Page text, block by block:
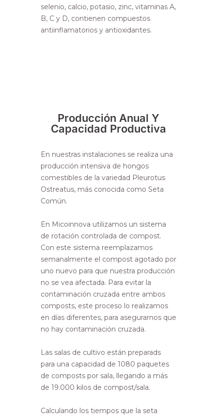
selenio, calcio, potasio, zinc, vitaminas A,
B, C y D, contienen compuestos
antiinflamatorios y antioxidantes.
Producción Anual Y
Capacidad Productiva
En nuestras instalaciones se realiza una
producción intensiva de hongos
comestibles de la variedad Pleurotus
Ostreatus, más conocida como Seta
Común.
En Micoinnova utilizamos un sistema
de rotación controlada de compost.
Con este sistema reemplazamos
semanalmente el compost agotado por
uno nuevo para que nuestra producción
no se vea afectada. Para evitar la
contaminación cruzada entre ambos
composts, este proceso lo realizamos
en días diferentes, para asegurarnos que
no hay contaminación cruzada.
Las salas de cultivo están preparads
para una capacidad de 1080 paquetes
de composts por sala, llegando a más
de 19.000 kilos de compost/sala.
Calculando los tiempos que la seta